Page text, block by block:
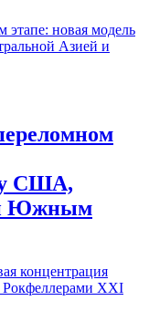
США,
и Южным